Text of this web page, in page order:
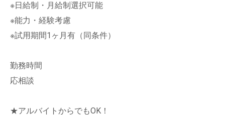
※日給制・月給制選択可能
※能力・経験考慮
※試用期間1ヶ月有（同条件）
勤務時間
応相談
★アルバイトからでもOK！